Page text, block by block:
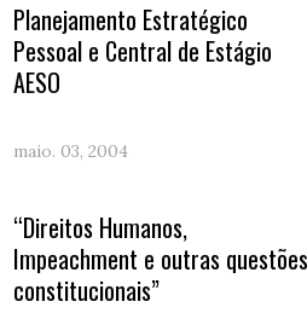
Planejamento Estratégico
Pessoal e Central de Estágio
AESO
maio. 03, 2004
“Direitos Humanos,
Impeachment e outras questões
constitucionais”